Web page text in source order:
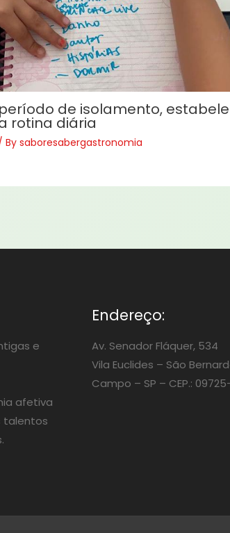
de isolamento,
rotina diária
Bysaboresabergastronomia
e
afetiva
talentos
Endereço:
Av. Senador Fláquer, 534
Vila Euclides – São
Campo – SP – CEP.: